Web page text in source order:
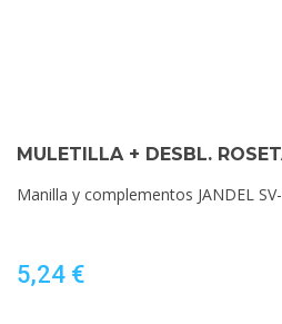
MULETILLA + DESBL.
Manilla y complementos JANDEL
5,24 €